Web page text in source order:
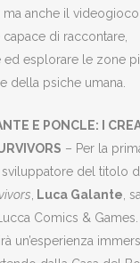
ma anche il
capace di raccontare,
ed esplorare le zone
della psiche umana.
E PONCLE: I
– Per la
del titolo
Luca Galante ,
Comics &
un’esperienza